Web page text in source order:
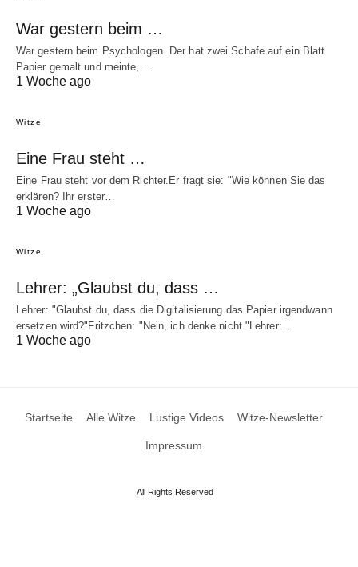
War gestern beim …
War gestern beim Psychologen. Der hat zwei Schafe auf ein Blatt
Papier gemalt und meinte,…
1 Woche ago
Witze
Eine Frau steht …
Eine Frau steht vor dem Richter.Er fragt sie: "Wie können Sie das
erklären? Ihr erster…
1 Woche ago
Witze
Lehrer: „Glaubst du, dass …
Lehrer: "Glaubst du, dass die Digitalisierung das Papier irgendwann
ersetzen wird?"Fritzchen: "Nein, ich denke nicht."Lehrer:…
1 Woche ago
Startseite Alle Witze Lustige Videos Witze-Newsletter
Impressum
All Rights Reserved